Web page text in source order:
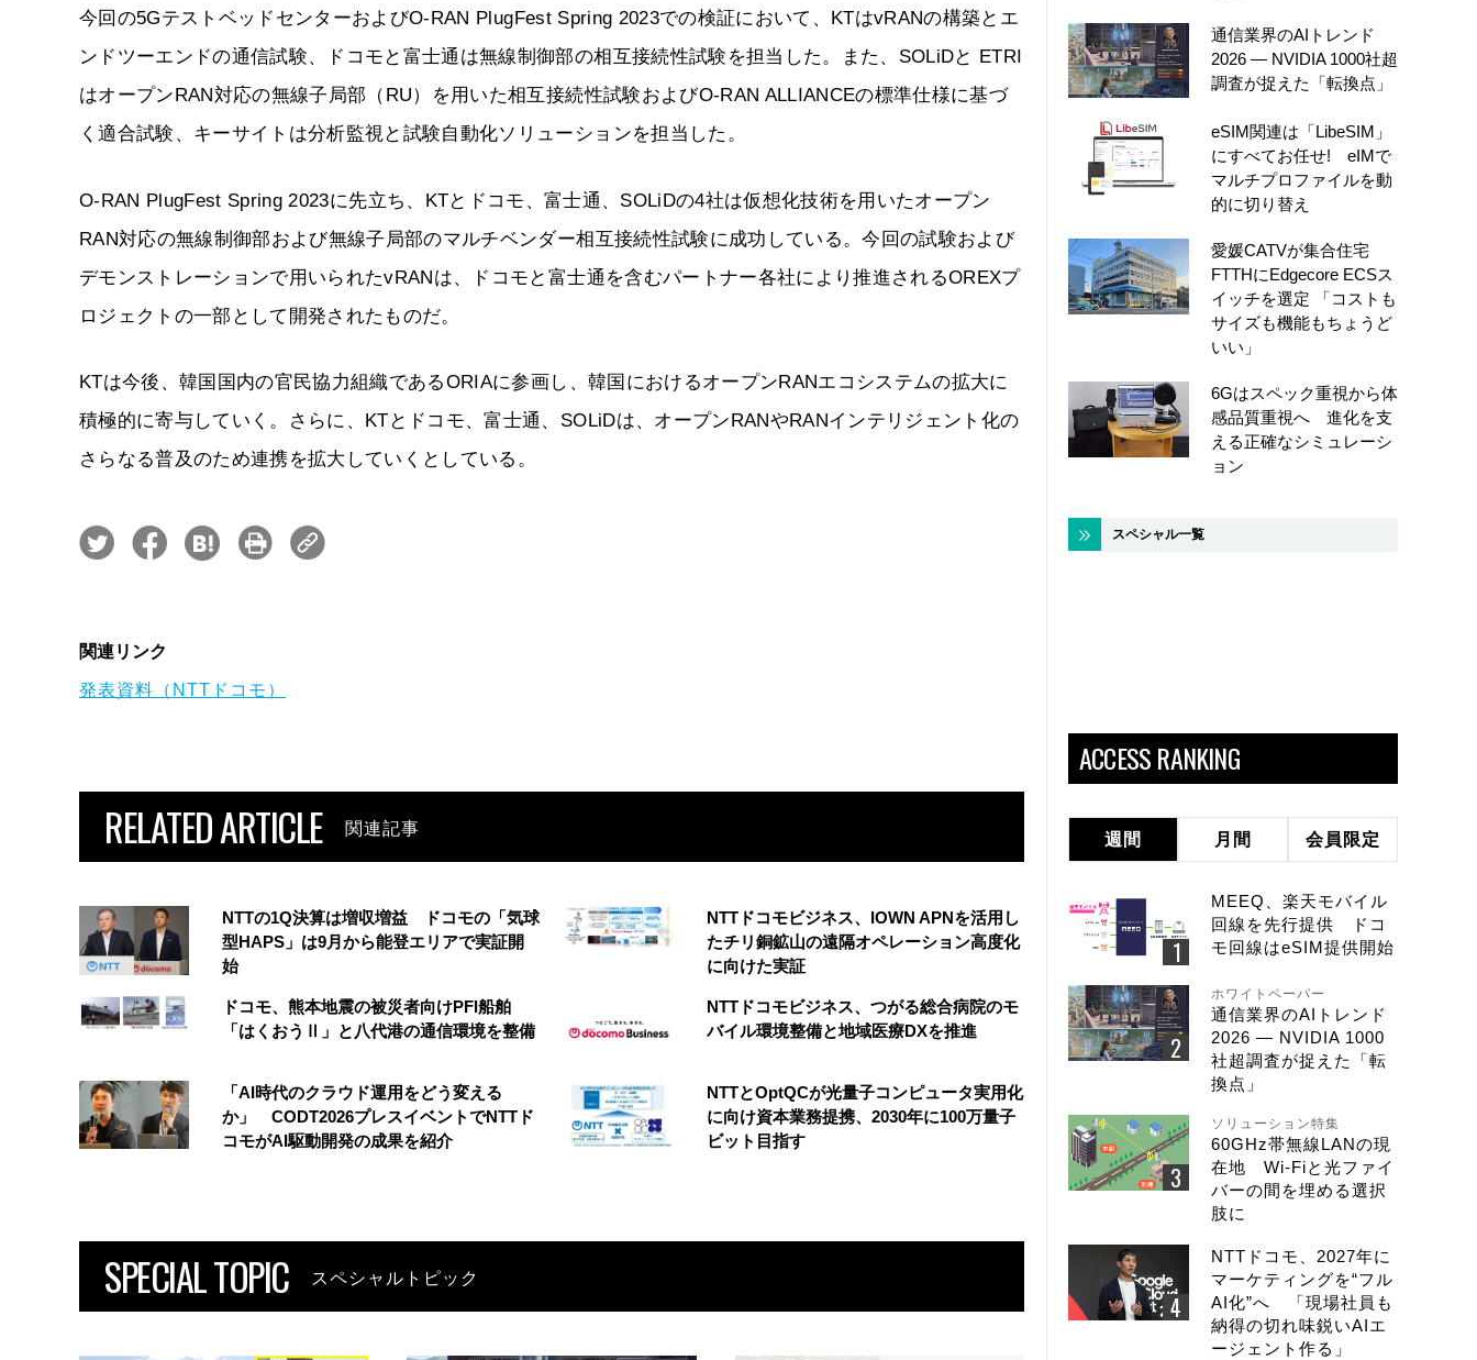
今回の5GテストベッドセンターおよびO-RAN PlugFest Spring 2023での検証において、KTはvRANの構築とエ
ンドツーエンドの通信試験、ドコモと富士通は無線制御部の相互接続性試験を担当した。また、SOLiDと ETRI
はオープンRAN対応の無線子局部（RU）を用いた相互接続性試験およびO-RAN ALLIANCEの標準仕様に基づ
く適合試験、キーサイトは分析監視と試験自動化ソリューションを担当した。
O-RAN PlugFest Spring 2023に先立ち、KTとドコモ、富士通、SOLiDの4社は仮想化技術を用いたオープン
RAN対応の無線制御部および無線子局部のマルチベンダー相互接続性試験に成功している。今回の試験および
デモンストレーションで用いられたvRANは、ドコモと富士通を含むパートナー各社により推進されるOREXプ
ロジェクトの一部として開発されたものだ。
KTは今後、韓国国内の官民協力組織であるORIAに参画し、韓国におけるオープンRANエコシステムの拡大に
積極的に寄与していく。さらに、KTとドコモ、富士通、SOLiDは、オープンRANやRANインテリジェント化の
さらなる普及のため連携を拡大していくとしている。
関連リンク
発表資料（NTTドコモ）
RELATED ARTICLE 関連記事
NTTの1Q決算は増収増益 ドコモの「気球
型HAPS」は9月から能登エリアで実証開
始
NTTドコモビジネス、IOWN APNを活用し
たチリ銅鉱山の遠隔オペレーション高度化
に向けた実証
ドコモ、熊本地震の被災者向けPFI船舶
「はくおうⅡ」と八代港の通信環境を整備
NTTドコモビジネス、つがる総合病院のモ
バイル環境整備と地域医療DXを推進
「AI時代のクラウド運用をどう変える
か」 CODT2026プレスイベントでNTTド
コモがAI駆動開発の成果を紹介
NTTとOptQCが光量子コンピュータ実用化
に向け資本業務提携、2030年に100万量子
ビット目指す
SPECIAL TOPIC スペシャルトピック
通信業界のAIトレンド
2026 ― NVIDIA 1000社超
調査が捉えた「転換点」
eSIM関連は「LibeSIM」
にすべてお任せ! eIMで
マルチプロファイルを動
的に切り替え
愛媛CATVが集合住宅
FTTHにEdgecore ECSス
イッチを選定 「コストも
サイズも機能もちょうど
いい」
6Gはスペック重視から体
感品質重視へ 進化を支
える正確なシミュレーシ
ョン
スペシャル一覧
ACCESS RANKING
週間 月間 会員限定
MEEQ、楽天モバイル
回線を先行提供 ドコ
モ回線はeSIM提供開始
ホワイトペーパー
通信業界のAIトレンド
2026 ― NVIDIA 1000
社超調査が捉えた「転
換点」
ソリューション特集
60GHz帯無線LANの現
在地 Wi-Fiと光ファイ
バーの間を埋める選択
肢に
NTTドコモ、2027年に
マーケティングを“フル
AI化”へ 「現場社員も
納得の切れ味鋭いAIエ
ージェント作る」